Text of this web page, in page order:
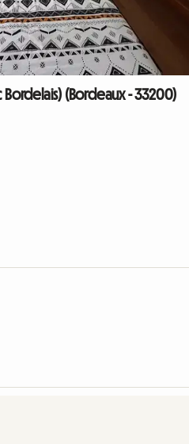
Bordelais) (Bordeaux - 33200)